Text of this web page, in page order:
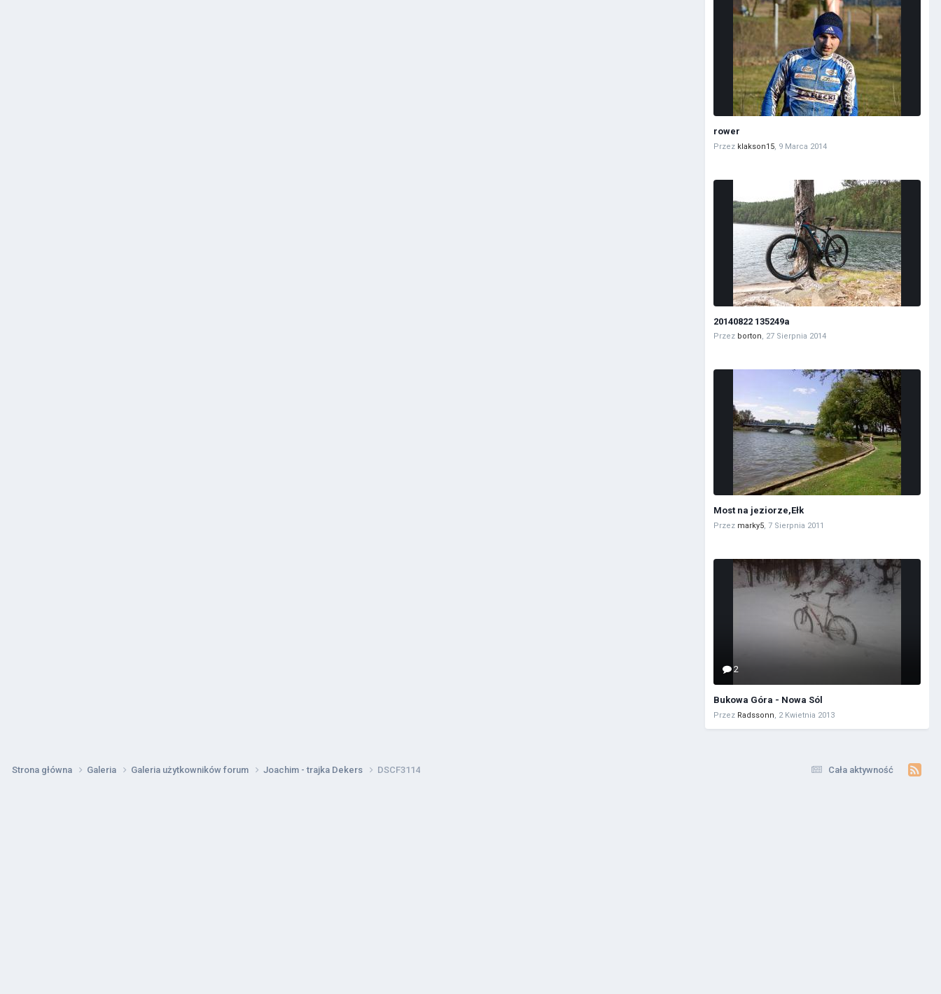
rower
Przez klakson15, 9 Marca 2014
20140822 135249a
Przez borton, 27 Sierpnia 2014
Most na jeziorze,Ełk
Przez marky5, 7 Sierpnia 2011
2
Bukowa Góra - Nowa Sól
Przez Radssonn 2 Kwietnia 2013
Cała aktywność
Strona główna Galeria Galeria użytkowników forum Joachim - trajka Dekers DSCF3114